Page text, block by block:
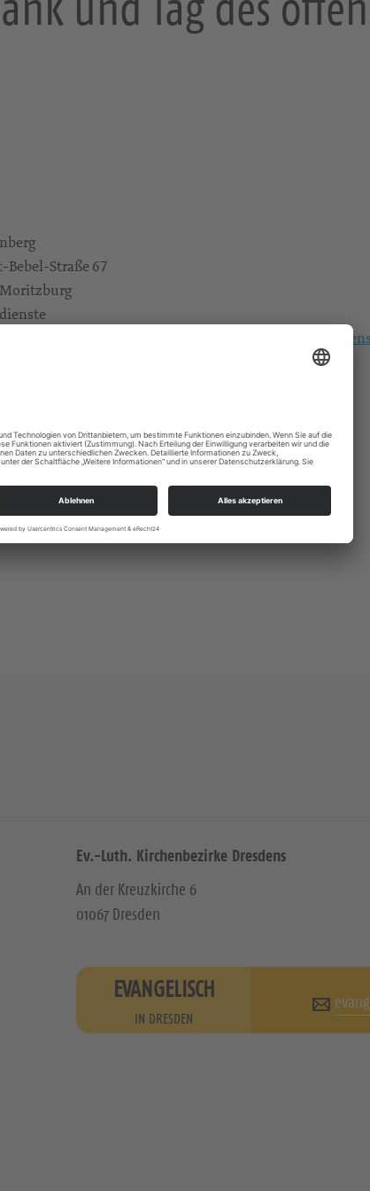
Bebel-Straße 67
landing.churchdesk.com/de/e/44214549/
denkmals
Lüdeking
der Lößnitz
40
loessnitz-kirchspiel.de/
Ev.-Luth. Kirchenbezirke Dresdens
An der Kreuzkirche 6
01067 Dresden
EVANGELISCH
IN DRESDEN